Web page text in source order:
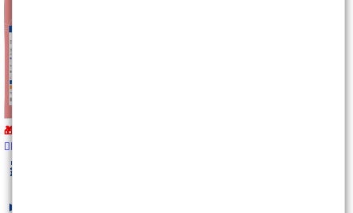
🎁加贈絕對力量線上講座影音！
👉🏻馬上購買
羅威